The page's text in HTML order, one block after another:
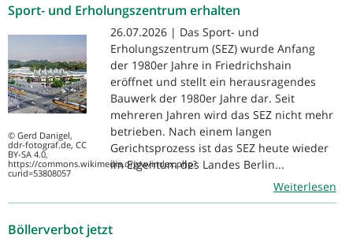
Sport- und Erholungszentrum erhalten
© Gerd Danigel,
ddr-fotograf.de, CC
BY-SA 4.0,
https://commons.wikimedia.org/w/index.php?
curid=53808057
26.07.2026 | Das Sport- und
Erholungszentrum (SEZ) wurde Anfang
der 1980er Jahre in Friedrichshain
eröffnet und stellt ein herausragendes
Bauwerk der 1980er Jahre dar. Seit
mehreren Jahren wird das SEZ nicht mehr
betrieben. Nach einem langen
Gerichtsprozess ist das SEZ heute wieder
im Eigentum des Landes Berlin...
Weiterlesen
Böllerverbot jetzt